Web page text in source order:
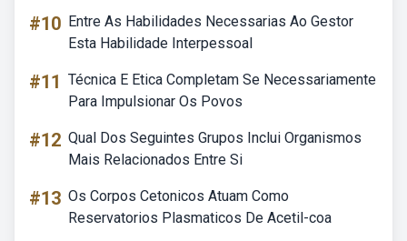
#10 Entre As Habilidades Necessarias Ao Gestor
Esta Habilidade Interpessoal
#11 Técnica E Etica Completam Se Necessariamente
Para Impulsionar Os Povos
#12 Qual Dos Seguintes Grupos Inclui Organismos
Mais Relacionados Entre Si
#13 Os Corpos Cetonicos Atuam Como
Reservatorios Plasmaticos De Acetil-coa